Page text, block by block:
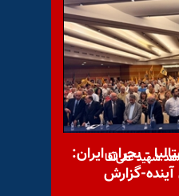
شهید مصطفی
شهید علی‌آقا
- بحران ایران:
گزارش